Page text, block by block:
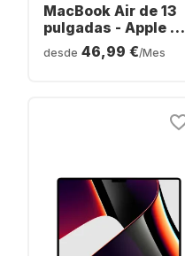
MacBook Air de 13
pulgadas - Apple M5
- 16 GB - SSD de 512
GB - Apple 8 núcleos
desde 46,99 €/Mes